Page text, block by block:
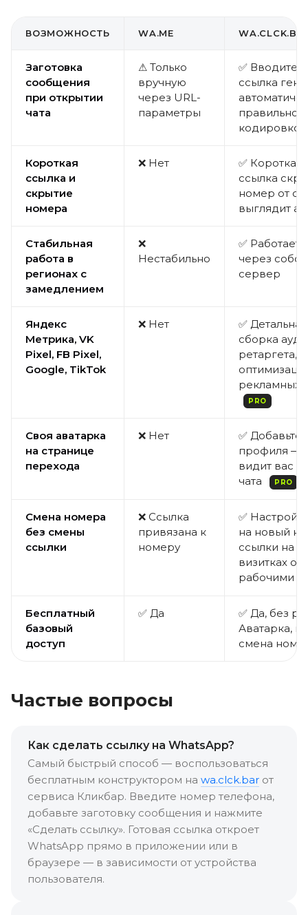
ВОЗМОЖНОСТЬ WA.ME
Заготовка
сообщения
при открытии
чата
⚠ Только
вручную
через URL-
параметры
✅ Вводите
ссылка
правильной
кодировкой
Короткая
ссылка и
скрытие
номера
❌ Нет
✅ Короткая
ссылка
номер от
выглядит
Стабильная
работа в
регионах с
замедлением
❌
Нестабильно
✅ Работает
через
сервер
Яндекс
Метрика, VK
Pixel, FB Pixel,
Google, TikTok
❌ Нет
✅
сборка
ретаргета,
рекламных
PRO
Своя аватарка
на странице
перехода
❌ Нет
✅ Добавьте
профиля —
видит вас
чата
PRO
Смена номера
без смены
ссылки
❌ Ссылка
привязана к
номеру
✅
на новый
ссылки на
визитках
рабочими
Бесплатный
базовый
доступ
✅ Да
✅ Да, без
Аватарка,
смена
Частые вопросы
Как сделать ссылку на WhatsApp?
Самый быстрый способ — воспользоваться
бесплатным конструктором на wa.clck.bar от
сервиса Кликбар. Введите номер телефона,
добавьте заготовку сообщения и нажмите
«Сделать ссылку». Готовая ссылка откроет
WhatsApp прямо в приложении или в
браузере — в зависимости от устройства
пользователя.